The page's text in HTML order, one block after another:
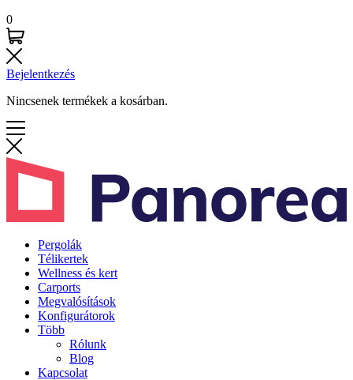
0
Bejelentkezés
Nincsenek termékek a kosárban.
Pergolák
Télikertek
Wellness és kert
Carports
Megvalósítások
Konfigurátorok
Több
Rólunk
Blog
Kapcsolat